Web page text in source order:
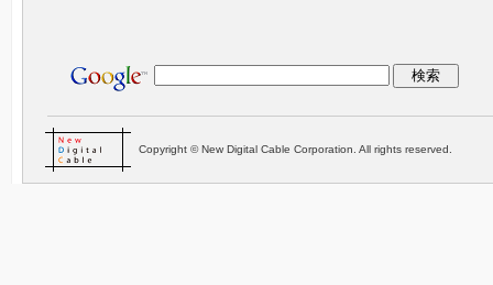
Copyright © New Digital Cable Corporation. All rights reserved.